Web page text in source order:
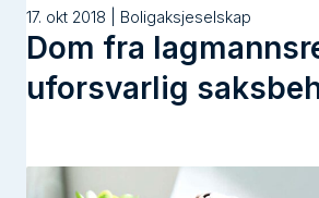
17. okt 2018 | Boligaksjeselskap
Dom fra
uforsvarlig